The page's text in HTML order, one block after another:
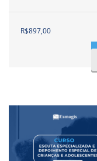
R$897,00